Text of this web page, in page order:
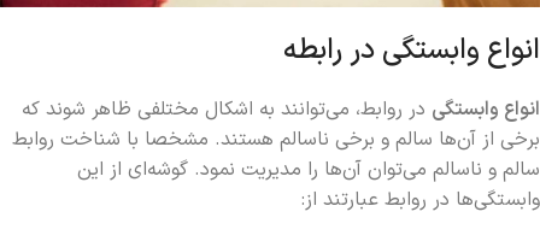
انواع وابستگی در رابطه
انواع وابستگی در روابط، می‌توانند به اشکال مختلفی ظاهر شوند که
برخی از آن‌ها سالم و برخی ناسالم هستند. مشخصا با شناخت روابط
سالم و ناسالم می‌توان آن‌ها را مدیریت نمود. گوشه‌ای از این
وابستگی‌ها در روابط عبارتند از: